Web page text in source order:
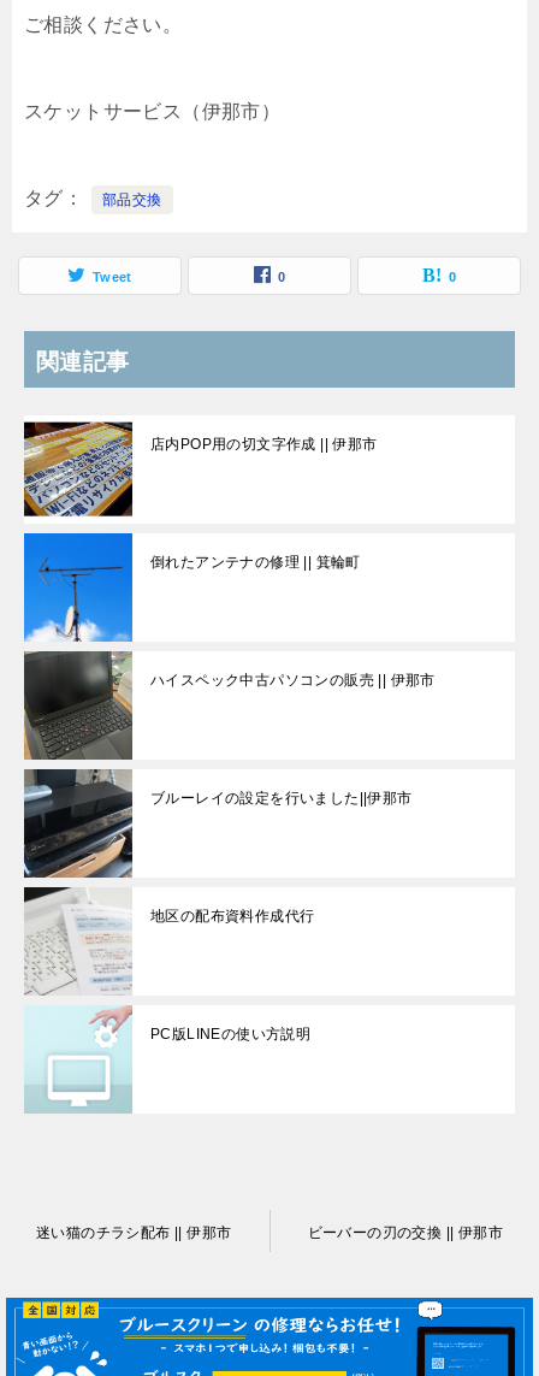
ご相談ください。
スケットサービス（伊那市）
タグ 部品交換
Tweet 0 0
関連記事
店内POP用の切文字作成 || 伊那市
倒れたアンテナの修理 || 箕輪町
ハイスペック中古パソコンの販売 || 伊那市
ブルーレイの設定を行いました||伊那市
地区の配布資料作成代行
PC版LINEの使い方説明
ナ
ビ
迷い猫のチラシ配布 || 伊那市 ビーバーの刃の交換 || 伊那市